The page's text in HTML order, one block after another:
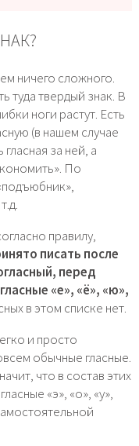
ничего сложного.
туда твердый знак. В
ноги растут. Есть
(в нашем случае
за ней, а
По
правилу,
писать после
перед
«е», «ё», «ю»,
в этом списке нет.
и просто
обычные гласные.
что в состав этих
«э», «о», «у»,